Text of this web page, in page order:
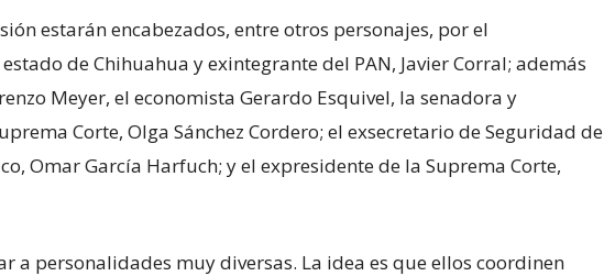
estarán encabezados, entre otros personajes, por el
de Chihuahua y exintegrante del PAN, Javier Corral; además
Meyer, el economista Gerardo Esquivel, la senadora y
Corte, Olga Sánchez Cordero; el exsecretario de Seguridad de
Omar García Harfuch; y el expresidente de la Suprema Corte,
a personalidades muy diversas. La idea es que ellos coordinen